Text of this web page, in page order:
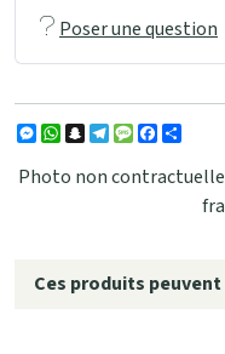
Poser une question
Messenger
WhatsApp
Snapchat
Telegram
MessageFacebook
Photo non contractuelle
Ces produits